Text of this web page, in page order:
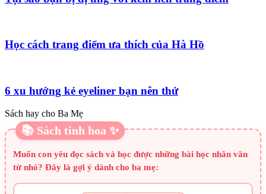
Học cách trang điểm ưa thích của Hà Hồ
6 xu hướng kẻ eyeliner bạn nên thử
Sách hay cho Ba Mẹ
📚 Sách tinh hoa ✨
Muốn con yêu đọc sách và học được những bài học nhân văn
từ nhỏ? Đây là gợi ý dành cho ba mẹ: